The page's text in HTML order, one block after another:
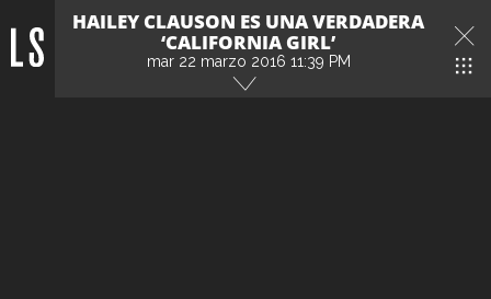
HAILEY CLAUSON ES UNA VERDADERA
‘CALIFORNIA GIRL’
mar 22 marzo 2016 11:39 PM